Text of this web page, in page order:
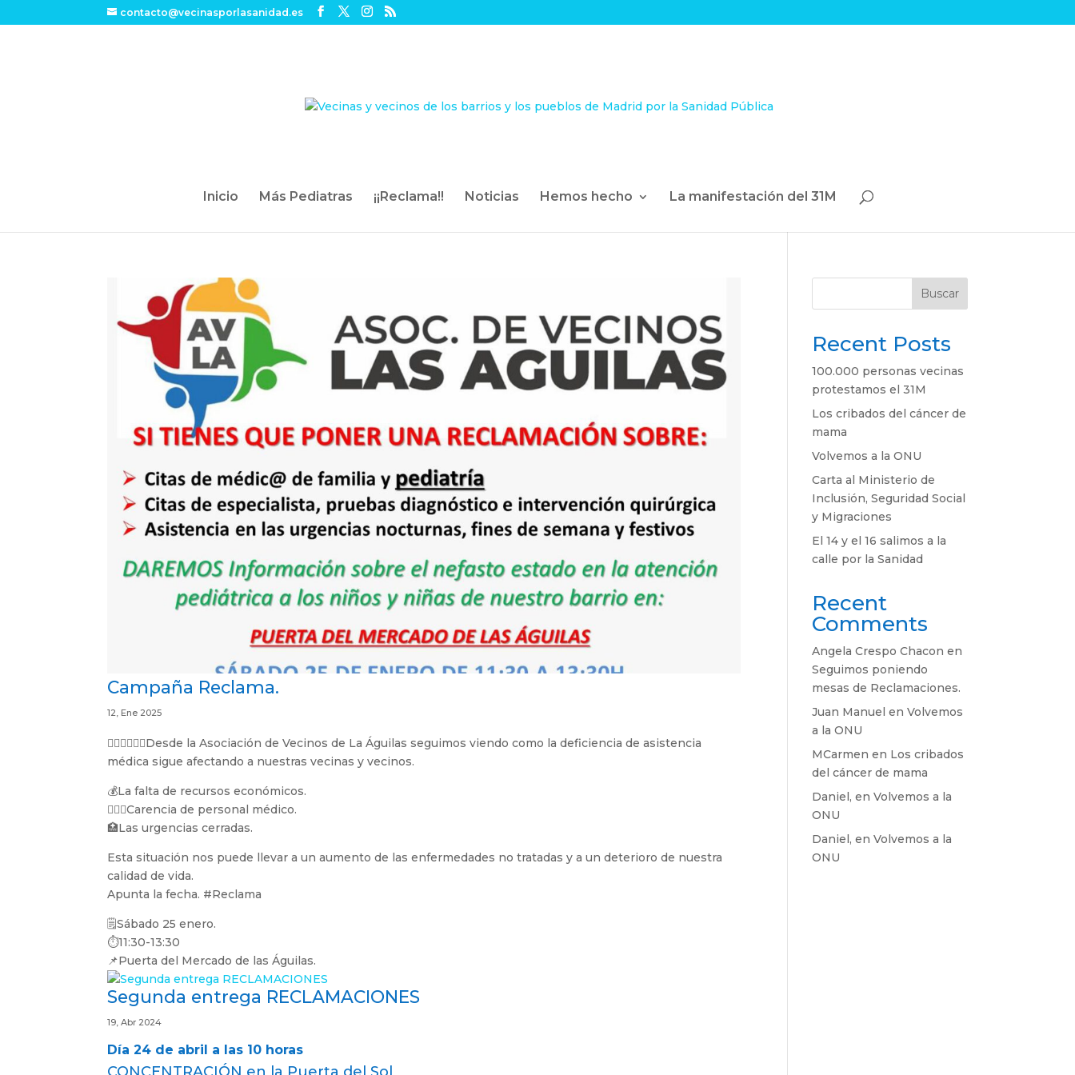
contacto@vecinasporlasanidad.es
Inicio Más Pediatras ¡¡Reclama!! Noticias Hemos hecho La manifestación del 31M
Campaña Reclama.
12, Ene 2025
🧍🏾‍♀️🧍🏾‍♂️Desde la Asociación de Vecinos de La Águilas seguimos viendo como la deficiencia de asistencia
médica sigue afectando a nuestras vecinas y vecinos.
💰La falta de recursos económicos.
🧑🏽‍⚕️Carencia de personal médico.
🏥Las urgencias cerradas.
Esta situación nos puede llevar a un aumento de las enfermedades no tratadas y a un deterioro de nuestra
calidad de vida.
Apunta la fecha. #Reclama
🗒Sábado 25 enero.
⏱️11:30-13:30
📌Puerta del Mercado de las Águilas.
Segunda entrega RECLAMACIONES
19, Abr 2024
Día 24 de abril a las 10 horas
Buscar
Recent Posts
100.000 personas vecinas
protestamos el 31M
Los cribados del cáncer de
mama
Volvemos a la ONU
Carta al Ministerio de
Inclusión, Seguridad Social
y Migraciones
El 14 y el 16 salimos a la
calle por la Sanidad
Recent
Comments
Angela Crespo Chacon en
Seguimos poniendo
mesas de Reclamaciones.
Juan Manuel enVolvemos
a la ONU
MCarmen en Los cribados
del cáncer de mama
Daniel, enVolvemos a la
ONU
Daniel, enVolvemos a la
ONU